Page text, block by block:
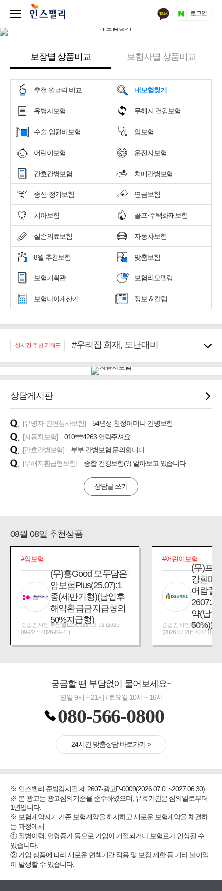
로그인
보장별 상품비교 보험사별 상품비교
추천 원클릭 비교 내보험찾기
유병자보험 무해지 건강보험
수술·입원비보험 암보험
어린이보험 운전자보험
간호간병보험 치매간병보험
종신·정기보험 연금보험
치아보험 골프·주택화재보험
실손의료보험 자동차보험
8월 추천보험 맞춤보험
보험기획관 보험리모델링
보험나이계산기 정보 & 칼럼
실시간 추천 키워드
#우리집 화재, 도난대비
#임플란트, 치아치료보장
#무해지 건강보험
#바뀌기전에 4세대 가입
#추천골프보험
상담게시판
[유병자·간편심사보험]
54년생 친정어머니 간병보험
[자동차보험]
010****4263 연락주셔요
[간호간병보험]
부부 간병보험 문의합니다.
[무해지환급형보험]
종합 건강보험(?) 알아보고 있습니다
상담글 쓰기
08월 08일 추천상품
#암보험
(무)흥Good 모두담은
암보험Plus(25.07):1
종(세만기형)(납입후
해약환급금지급형의
50%지급형)
준법감시인 확인필L250922-09-72 (2025-
09-22 ~ 2026-09-21)
#어린이보험
(무)프
강할때
어람플
2607:
약(납입
50%))
준법감시인확인필_제
궁금할 땐 부담없이 물어보세요~
평일 9시 ~ 21시 / 토요일 10시 ~ 16시
080-566-0800
24시간 맞춤상담 바로가기 >
※ 인스밸리 준법감시필 제 2607-광고P-0009(2026.07.01~2027.06.30)
※ 본 광고는 광고심의기준을 준수하였으며, 유효기간은 심의일로부터
1년입니다.
※ 보험계약자가 기존 보험계약을 해지하고 새로운 보험계약을 체결하
는 과정에서
① 질병이력, 연령증가 등으로 가입이 거절되거나 보험료가 인상될 수
있습니다.
② 가입 상품에 따라 새로운 면책기간 적용 및 보장 제한 등 기타 불이익
이 발생할 수 있습니다.